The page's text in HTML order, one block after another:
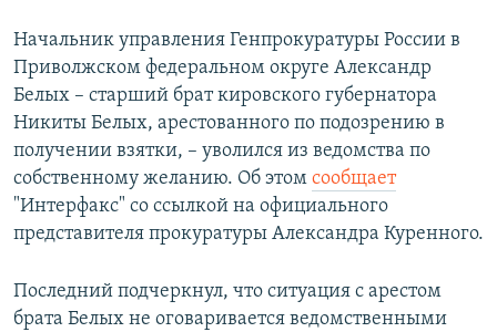
Начальник управления Генпрокуратуры России в
Приволжском федеральном округе Александр
Белых – старший брат кировского губернатора
Никиты Белых, арестованного по подозрению в
получении взятки, – уволился из ведомства по
собственному желанию. Об этом сообщает
"Интерфакс" со ссылкой на официального
представителя прокуратуры Александра Куренного.
Последний подчеркнул, что ситуация с арестом
брата Белых не оговаривается ведомственными